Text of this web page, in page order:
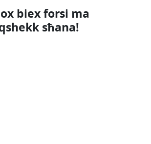
biex forsi ma
sħana!